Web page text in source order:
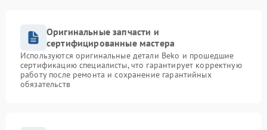
Оригинальные запчасти и
сертифицированные мастера
Используются оригинальные детали Beko и прошедшие
сертификацию специалисты, что гарантирует корректную
работу после ремонта и сохранение гарантийных
обязательств